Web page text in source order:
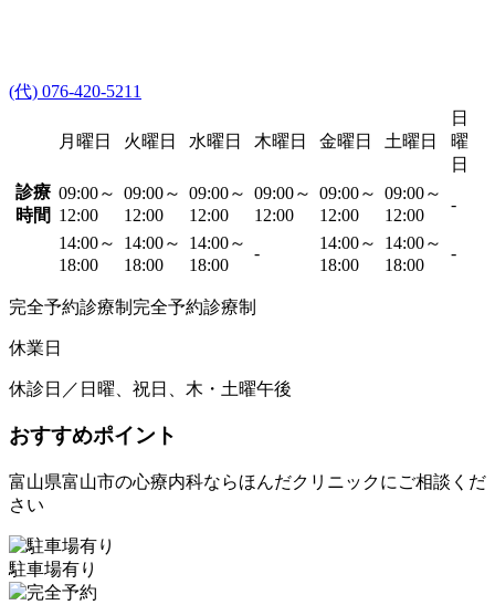
(代) 076-420-5211
月曜日 火曜日 水曜日 木曜日 金曜日 土曜日
日
曜
日
診療
時間
09:00～
12:00
09:00～
12:00
09:00～
12:00
09:00～
12:00
09:00～
12:00
09:00～
12:00
-
14:00～
18:00
14:00～
18:00
14:00～
18:00
-
14:00～
18:00
14:00～
18:00
-
完全予約診療制完全予約診療制
休業日
休診日／日曜、祝日、木・土曜午後
おすすめポイント
富山県富山市の心療内科ならほんだクリニックにご相談くだ
さい
駐車場有り